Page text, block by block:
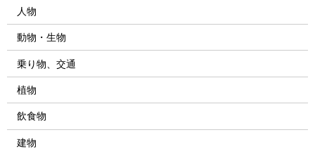
人物
動物・生物
乗り物、交通
植物
飲食物
建物